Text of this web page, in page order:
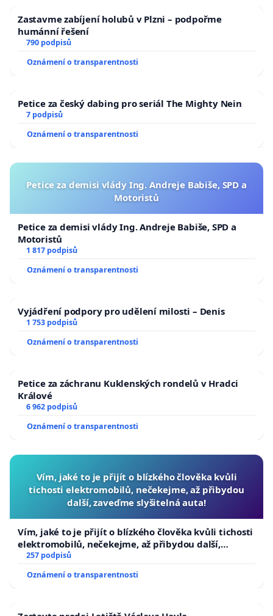
Zastavme zabíjení holubů v Plzni – podpořme
humánní řešení
790 podpisů
Oznámení o transparentnosti
Petice za český dabing pro seriál The Mighty Nein
7 podpisů
Oznámení o transparentnosti
Petice za demisi vlády Ing. Andreje Babiše, SPD a
Motoristů
Petice za demisi vlády Ing. Andreje Babiše, SPD a
Motoristů
1 817 podpisů
Oznámení o transparentnosti
Vyjádření podpory pro udělení milosti – Denis
1 753 podpisů
Oznámení o transparentnosti
Petice za záchranu Kuklenských rondelů v Hradci
Králové
6 962 podpisů
Oznámení o transparentnosti
Vím, jaké to je přijít o blízkého člověka kvůli
tichosti elektromobilů, nečekejme, až přibydou
další, zaveďme slyšitelná auta!
Vím, jaké to je přijít o blízkého člověka kvůli tichosti
elektromobilů, nečekejme, až přibydou další,
zaveďme slyšitelná auta!
257 podpisů
Oznámení o transparentnosti